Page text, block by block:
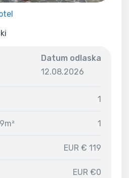
Datum odlaska
12.08.2026
1
1
EUR € 119
EUR €0